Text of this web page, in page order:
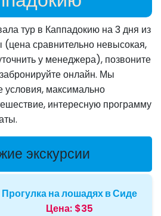
тур в Каппадокию на 3 дня из
(цена сравнительно невысокая,
у менеджера), позвоните
онлайн. Мы
максимально
интересную программу
экскурсии
Прогулка на лошадях в Сиде
Цена: $35